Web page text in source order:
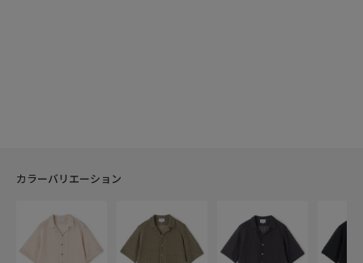
カラーバリエーション